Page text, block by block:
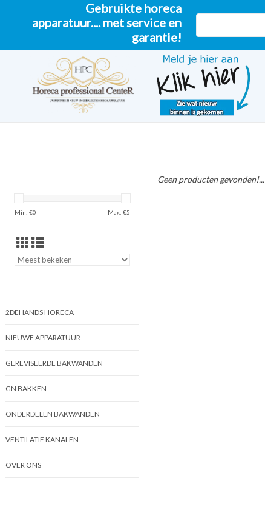
Gebruikte horeca
apparatuur.... met service en
garantie!
Min: €0 Max: €5
2DEHANDS HORECA
NIEUWE APPARATUUR
GEREVISEERDE BAKWANDEN
GN BAKKEN
ONDERDELEN BAKWANDEN
VENTILATIE KANALEN
OVER ONS
Geen producten gevonden!...